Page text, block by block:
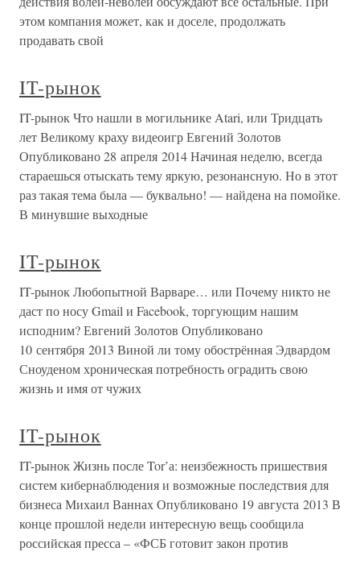
этом компания может, как и доселе, продолжать
продавать свой
IT-рынок
IT-рынок Что нашли в могильнике Atari, или Тридцать
лет Великому краху видеоигр Евгений Золотов
Опубликовано 28 апреля 2014 Начиная неделю, всегда
стараешься отыскать тему яркую, резонансную. Но в этот
раз такая тема была — буквально! — найдена на помойке.
В минувшие выходные
IT-рынок
IT-рынок Любопытной Варваре… или Почему никто не
даст по носу Gmail и Facebook, торгующим нашим
исподним? Евгений Золотов Опубликовано
10 сентября 2013 Виной ли тому обострённая Эдвардом
Сноуденом хроническая потребность оградить свою
жизнь и имя от чужих
IT-рынок
IT-рынок Жизнь после Tor’а: неизбежность пришествия
систем кибернаблюдения и возможные последствия для
бизнеса Михаил Ваннах Опубликовано 19 августа 2013 В
конце прошлой недели интересную вещь сообщила
российская пресса – «ФСБ готовит закон против